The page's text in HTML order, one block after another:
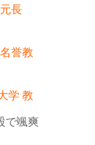
長
誉教
学 教
で颯爽